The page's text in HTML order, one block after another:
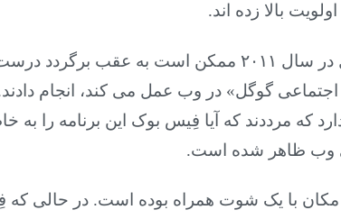
بالا زده اند.
من همچنین کمی در پیش بینی اینکه گوگل در سال ۲۰۱۱
اجتماعی گوگل» در وب عمل می کند، انجام
که مرددند که آیا فِیس بوک این برنامه را
وب ظاهر شده است.
با یک شوت همراه بوده است. در حالی که